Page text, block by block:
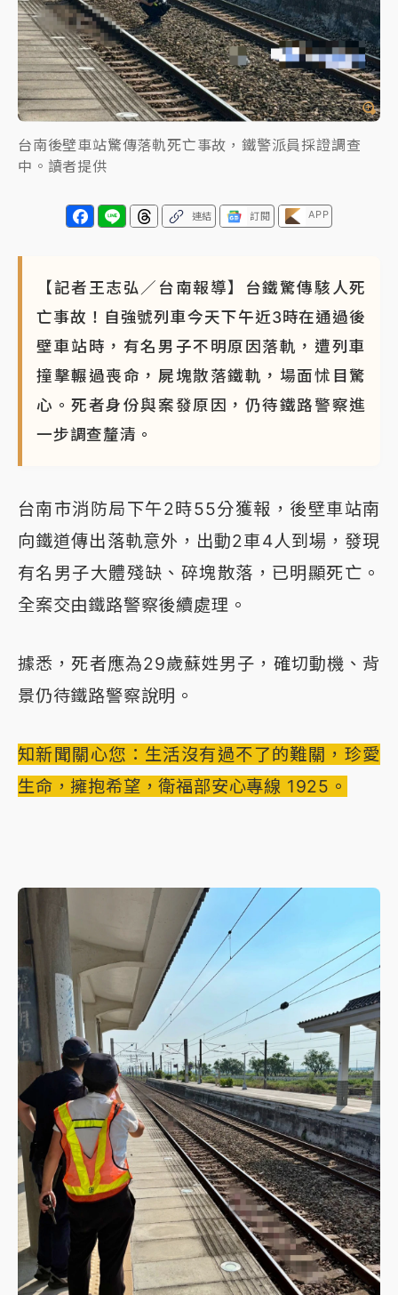
故宮《龍藏經》特展第2檔！今線上預約開賣一度塞車
周六起展出延長至晚上7時
台東農業處長涉圖利渡假村！東檢抗告成功 今重開羈
押庭
父親節泡湯了！中颱白海豚雨彈轟3天 「紅到發紫」降
雨熱區曝
台南後壁車站驚傳落軌死亡事故，鐵警派員採證調查
中。讀者提供
連結 訂閱 APP
【記者王志弘／台南報導】台鐵驚傳駭人死
亡事故！自強號列車今天下午近3時在通過後
壁車站時，有名男子不明原因落軌，遭列車
撞擊輾過喪命，屍塊散落鐵軌，場面怵目驚
心。死者身份與案發原因，仍待鐵路警察進
一步調查釐清。
台南市消防局下午2時55分獲報，後壁車站南
向鐵道傳出落軌意外，出動2車4人到場，發現
有名男子大體殘缺、碎塊散落，已明顯死亡。
全案交由鐵路警察後續處理。
據悉，死者應為29歲蘇姓男子，確切動機、背
景仍待鐵路警察說明。
知新聞關心您：生活沒有過不了的難關，珍愛
生命，擁抱希望，衛福部安心專線 1925。